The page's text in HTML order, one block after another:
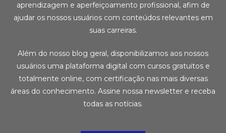
aprendizagem e aperfeiçoamento profissional, afim de
ajudar os nossos usuários com conteúdos relevantes em
suas carreiras.
Além do nosso blog geral, disponibilizamos aos nossos
usuários uma plataforma digital com cursos gratuitos e
totalmente online, com certificação nas mais diversas
áreas do conhecimento. Assine nossa newsletter e receba
todas as notícias.